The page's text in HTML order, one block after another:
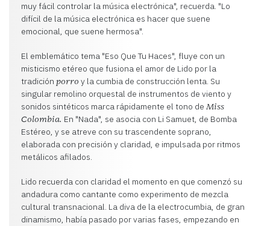
muy fácil controlar la música electrónica", recuerda. "Lo
difícil de la música electrónica es hacer que suene
emocional, que suene hermosa".
El emblemático tema "Eso Que Tu Haces", fluye con un
misticismo etéreo que fusiona el amor de Lido por la
tradición porro y la cumbia de construcción lenta. Su
singular remolino orquestal de instrumentos de viento y
sonidos sintéticos marca rápidamente el tono de Miss
Colombia. En "Nada", se asocia con Li Samuet, de Bomba
Estéreo, y se atreve con su trascendente soprano,
elaborada con precisión y claridad, e impulsada por ritmos
metálicos afilados.
Lido recuerda con claridad el momento en que comenzó su
andadura como cantante como experimento de mezcla
cultural transnacional. La diva de la electrocumbia, de gran
dinamismo, había pasado por varias fases, empezando en